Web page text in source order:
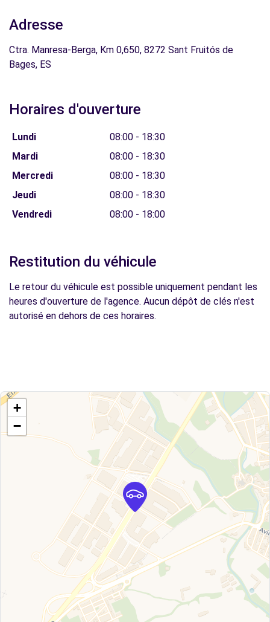
Adresse
Ctra. Manresa-Berga, Km 0,650, 8272 Sant Fruitós de
Bages, ES
Horaires d'ouverture
Lundi
08:00 - 18:30
Mardi
08:00 - 18:30
Mercredi
08:00 - 18:30
Jeudi
08:00 - 18:30
Vendredi
08:00 - 18:00
Restitution du véhicule
Le retour du véhicule est possible uniquement pendant les
heures d'ouverture de l'agence. Aucun dépôt de clés n'est
autorisé en dehors de ces horaires.
+
−